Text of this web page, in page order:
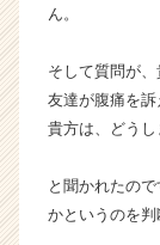
ん。
そして質問が
友達が腹痛を訴
貴方は、どう
と聞かれたの
かというのを判